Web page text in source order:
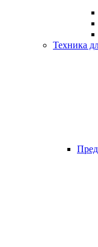
Техника